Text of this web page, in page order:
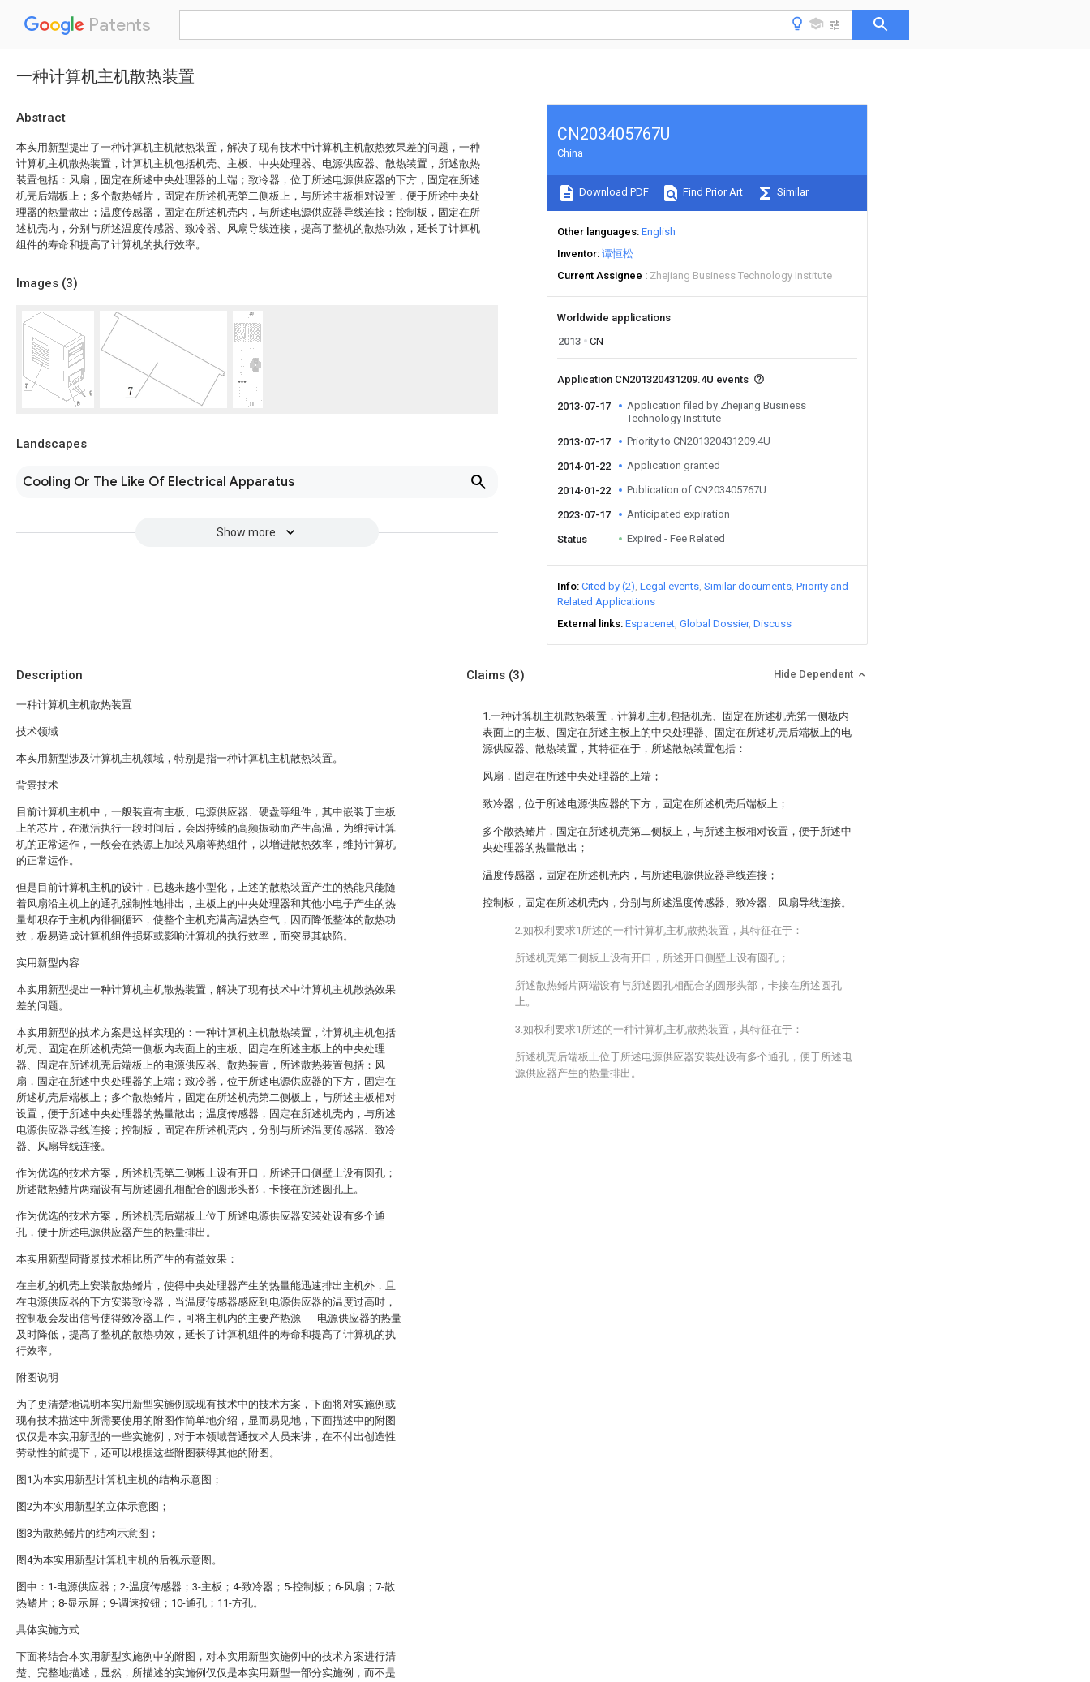
Patents
一种计算机主机散热装置
Abstract
本实用新型提出了一种计算机主机散热装置，解决了现有技术中计算机主机散热效果差的问题，一种
计算机主机散热装置，计算机主机包括机壳、主板、中央处理器、电源供应器、散热装置，所述散热
装置包括：风扇，固定在所述中央处理器的上端；致冷器，位于所述电源供应器的下方，固定在所述
机壳后端板上；多个散热鳍片，固定在所述机壳第二侧板上，与所述主板相对设置，便于所述中央处
理器的热量散出；温度传感器，固定在所述机壳内，与所述电源供应器导线连接；控制板，固定在所
述机壳内，分别与所述温度传感器、致冷器、风扇导线连接，提高了整机的散热功效，延长了计算机
组件的寿命和提高了计算机的执行效率。
Images (3)
Landscapes
Cooling Or The Like Of Electrical Apparatus
Show more
CN203405767U
China
Download PDF Find Prior Art Similar
Other languages English
Inventor 谭恒松
Current Assignee
Zhejiang Business Technology Institute
Worldwide applications
2013
CN
Application CN201320431209.4U events
2013-07-17
Application filed by Zhejiang Business
Technology Institute
2013-07-17
Priority to CN201320431209.4U
2014-01-22 Application granted
2014-01-22 Publication of CN203405767U
2023-07-17 Anticipated expiration
Status Expired - Fee Related
Info Cited by (2) Legal events Similar documents Priority and
Related Applications
External links Espacenet Global Dossier Discuss
Description
一种计算机主机散热装置
技术领域
本实用新型涉及计算机主机领域，特别是指一种计算机主机散热装置。
背景技术
目前计算机主机中，一般装置有主板、电源供应器、硬盘等组件，其中嵌装于主板
上的芯片，在激活执行一段时间后，会因持续的高频振动而产生高温，为维持计算
机的正常运作，一般会在热源上加装风扇等热组件，以增进散热效率，维持计算机
的正常运作。
但是目前计算机主机的设计，已越来越小型化，上述的散热装置产生的热能只能随
着风扇沿主机上的通孔强制性地排出，主板上的中央处理器和其他小电子产生的热
量却积存于主机内徘徊循环，使整个主机充满高温热空气，因而降低整体的散热功
效，极易造成计算机组件损坏或影响计算机的执行效率，而突显其缺陷。
实用新型内容
本实用新型提出一种计算机主机散热装置，解决了现有技术中计算机主机散热效果
差的问题。
本实用新型的技术方案是这样实现的：一种计算机主机散热装置，计算机主机包括
机壳、固定在所述机壳第一侧板内表面上的主板、固定在所述主板上的中央处理
器、固定在所述机壳后端板上的电源供应器、散热装置，所述散热装置包括：风
扇，固定在所述中央处理器的上端；致冷器，位于所述电源供应器的下方，固定在
所述机壳后端板上；多个散热鳍片，固定在所述机壳第二侧板上，与所述主板相对
设置，便于所述中央处理器的热量散出；温度传感器，固定在所述机壳内，与所述
电源供应器导线连接；控制板，固定在所述机壳内，分别与所述温度传感器、致冷
器、风扇导线连接。
作为优选的技术方案，所述机壳第二侧板上设有开口，所述开口侧壁上设有圆孔；
所述散热鳍片两端设有与所述圆孔相配合的圆形头部，卡接在所述圆孔上。
作为优选的技术方案，所述机壳后端板上位于所述电源供应器安装处设有多个通
孔，便于所述电源供应器产生的热量排出。
本实用新型同背景技术相比所产生的有益效果：
在主机的机壳上安装散热鳍片，使得中央处理器产生的热量能迅速排出主机外，且
在电源供应器的下方安装致冷器，当温度传感器感应到电源供应器的温度过高时，
控制板会发出信号使得致冷器工作，可将主机内的主要产热源——电源供应器的热量
及时降低，提高了整机的散热功效，延长了计算机组件的寿命和提高了计算机的执
行效率。
附图说明
为了更清楚地说明本实用新型实施例或现有技术中的技术方案，下面将对实施例或
现有技术描述中所需要使用的附图作简单地介绍，显而易见地，下面描述中的附图
仅仅是本实用新型的一些实施例，对于本领域普通技术人员来讲，在不付出创造性
劳动性的前提下，还可以根据这些附图获得其他的附图。
图1为本实用新型计算机主机的结构示意图；
图2为本实用新型的立体示意图；
图3为散热鳍片的结构示意图；
图4为本实用新型计算机主机的后视示意图。
图中：1-电源供应器；2-温度传感器；3-主板；4-致冷器；5-控制板；6-风扇；7-散
热鳍片；8-显示屏；9-调速按钮；10-通孔；11-方孔。
具体实施方式
下面将结合本实用新型实施例中的附图，对本实用新型实施例中的技术方案进行清
楚、完整地描述，显然，所描述的实施例仅仅是本实用新型一部分实施例，而不是
Claims (3) Hide Dependent
1.一种计算机主机散热装置，计算机主机包括机壳、固定在所述机壳第一侧板内
表面上的主板、固定在所述主板上的中央处理器、固定在所述机壳后端板上的电
源供应器、散热装置，其特征在于，所述散热装置包括：
风扇，固定在所述中央处理器的上端；
致冷器，位于所述电源供应器的下方，固定在所述机壳后端板上；
多个散热鳍片，固定在所述机壳第二侧板上，与所述主板相对设置，便于所述中
央处理器的热量散出；
温度传感器，固定在所述机壳内，与所述电源供应器导线连接；
控制板，固定在所述机壳内，分别与所述温度传感器、致冷器、风扇导线连接。
2.如权利要求1所述的一种计算机主机散热装置，其特征在于：
所述机壳第二侧板上设有开口，所述开口侧壁上设有圆孔；
所述散热鳍片两端设有与所述圆孔相配合的圆形头部，卡接在所述圆孔
上。
3.如权利要求1所述的一种计算机主机散热装置，其特征在于：
所述机壳后端板上位于所述电源供应器安装处设有多个通孔，便于所述电
源供应器产生的热量排出。